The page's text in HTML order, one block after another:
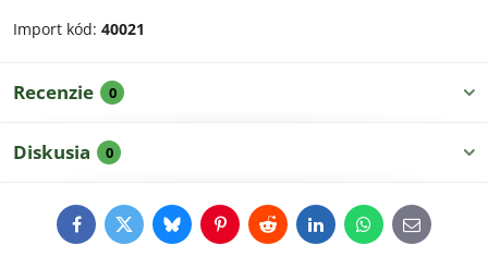
Import kód: 40021
Recenzie 0
Diskusia 0
FacebookTwitterBlueskyPinterestRedditLinkedInWhatsApp
E-
mail